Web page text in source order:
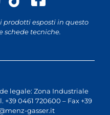
prodotti esposti in questo
schede tecniche.
legale: Zona Industriale
+39 0461 720600 – Fax +39
gasser.it